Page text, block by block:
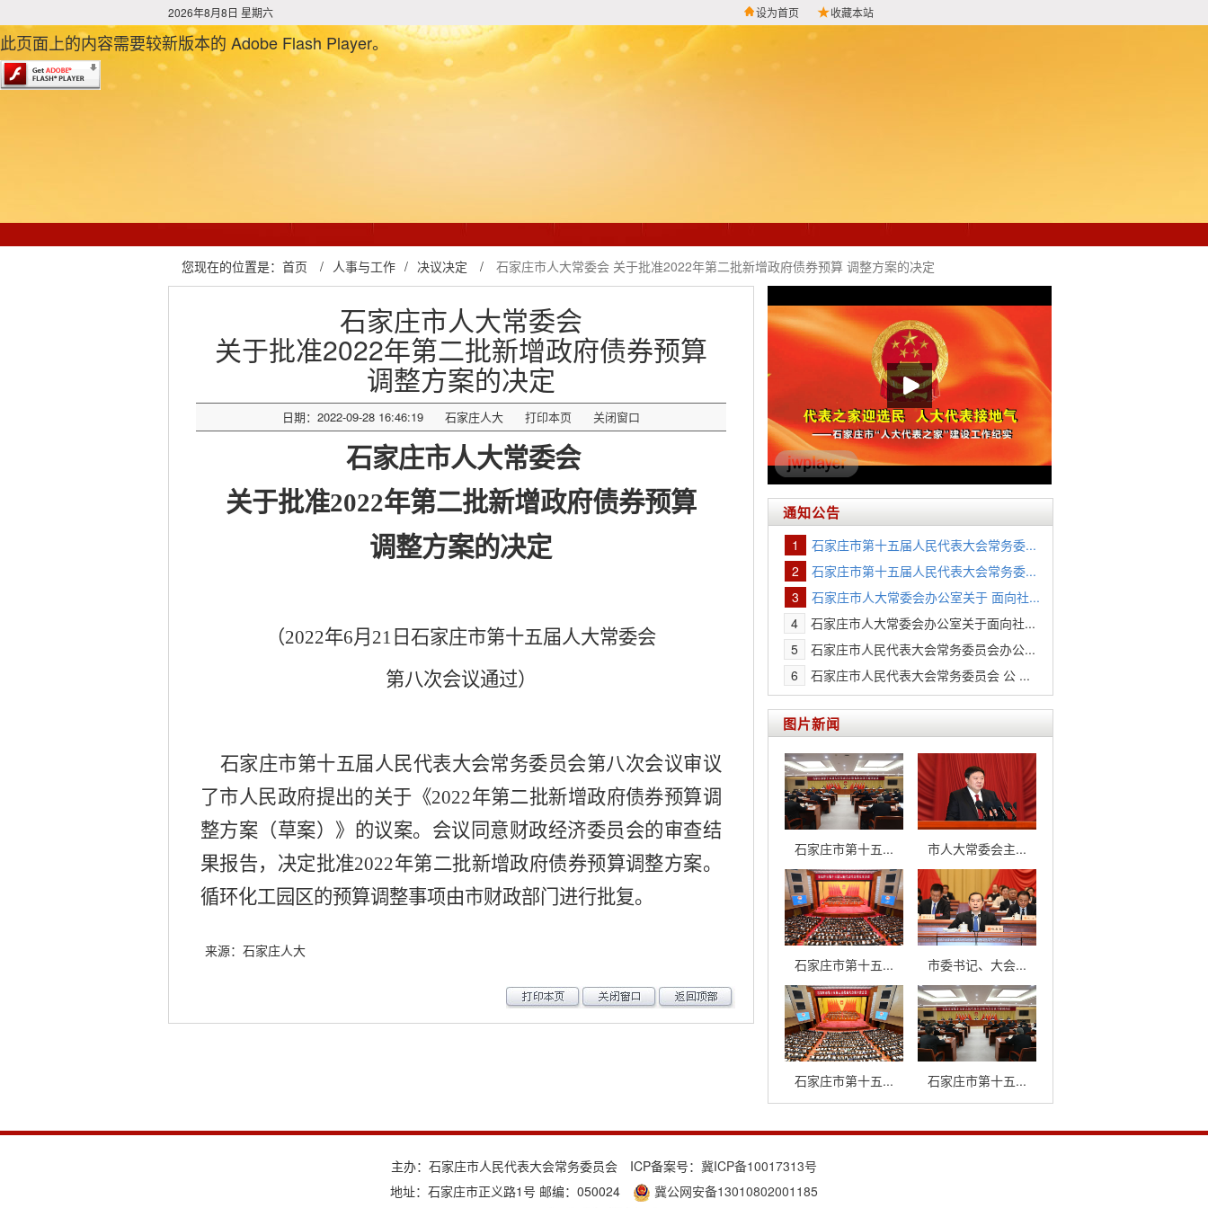
2026年8月8日 星期六 设为首页 收藏本站
此页面上的内容需要较新版本的 Adobe Flash Player。
您现在的位置是： 首页 / 人事与工作 / 决议决定 / 石家庄市人大常委会 关于批准2022年第二批新增政府债券预算 调整方案的决定
石家庄市人大常委会
关于批准2022年第二批新增政府债券预算
调整方案的决定
日期：2022-09-28 16:46:19 石家庄人大 打印本页 关闭窗口
石家庄市人大常委会
关于批准2022年第二批新增政府债券预算
调整方案的决定
（2022年6月 21 日石家庄市第十五届人大常委会
第八次会议通过）
石家庄市第十五届人民代表大会常务委员会第八次会议审议
了市人民政府提出的关于《2022年第二批新增政府债券预算调
整方案（草案）》的议案。会议同意财政经济委员会的审查结
果报告，决定批准2022年第二批新增政府债券预算调整方案。
循环化工园区的预算调整事项由市财政部门进行批复。
来源：石家庄人大
通知公告
1
石家庄市第十五届人民代表大会常务委...
2
石家庄市第十五届人民代表大会常务委...
3
石家庄市人大常委会办公室关于 面向社...
4
石家庄市人大常委会办公室关于面向社...
5
石家庄市人民代表大会常务委员会办公...
6
石家庄市人民代表大会常务委员会 公 ...
图片新闻
石家庄市第十五... 市人大常委会主...
石家庄市第十五... 市委书记、大会...
石家庄市第十五... 石家庄市第十五...
主办：石家庄市人民代表大会常务委员会 ICP备案号： 冀ICP备10017313号
地址：石家庄市正义路1号 邮编：050024
冀公网安备13010802001185